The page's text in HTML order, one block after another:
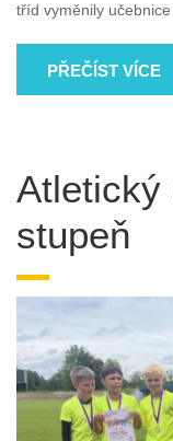
tříd vyměnily
PŘEČÍST VÍCE
Atletický
stupeň